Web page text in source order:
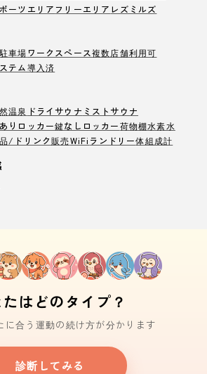
ーツエリア フリーエリア レズミルズ
車場ワークスペース複数店舗利用可
テム導入済
温泉 ドライサウナ ミストサウナ
りロッカー鍵なしロッカー荷物棚水素水
/ドリンク販売WiFi ランドリー体組成計
はどのタイプ？
に合う運動の続け方が分かります
診断してみる